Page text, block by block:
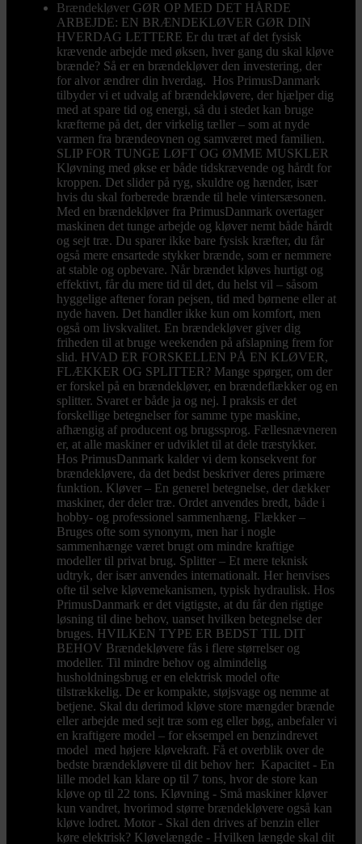
Brændekløver GØR OP MED DET HÅRDE
ARBEJDE: EN BRÆNDEKLØVER GØR DIN
HVERDAG LETTERE Er du træt af det fysisk
krævende arbejde med øksen, hver gang du skal kløve
brænde? Så er en brændekløver den investering, der
for alvor ændrer din hverdag. Hos PrimusDanmark
tilbyder vi et udvalg af brændekløvere, der hjælper dig
med at spare tid og energi, så du i stedet kan bruge
kræfterne på det, der virkelig tæller – som at nyde
varmen fra brændeovnen og samværet med familien.
SLIP FOR TUNGE LØFT OG ØMME MUSKLER
Kløvning med økse er både tidskrævende og hårdt for
kroppen. Det slider på ryg, skuldre og hænder, især
hvis du skal forberede brænde til hele vintersæsonen.
Med en brændekløver fra PrimusDanmark overtager
maskinen det tunge arbejde og kløver nemt både hårdt
og sejt træ. Du sparer ikke bare fysisk kræfter, du får
også mere ensartede stykker brænde, som er nemmere
at stable og opbevare. Når brændet kløves hurtigt og
effektivt, får du mere tid til det, du helst vil – såsom
hyggelige aftener foran pejsen, tid med børnene eller at
nyde haven. Det handler ikke kun om komfort, men
også om livskvalitet. En brændekløver giver dig
friheden til at bruge weekenden på afslapning frem for
slid. HVAD ER FORSKELLEN PÅ EN KLØVER,
FLÆKKER OG SPLITTER? Mange spørger, om der
er forskel på en brændekløver, en brændeflækker og en
splitter. Svaret er både ja og nej. I praksis er det
forskellige betegnelser for samme type maskine,
afhængig af producent og brugssprog. Fællesnævneren
er, at alle maskiner er udviklet til at dele træstykker.
Hos PrimusDanmark kalder vi dem konsekvent for
brændekløvere, da det bedst beskriver deres primære
funktion. Kløver – En generel betegnelse, der dækker
maskiner, der deler træ. Ordet anvendes bredt, både i
hobby- og professionel sammenhæng. Flækker –
Bruges ofte som synonym, men har i nogle
sammenhænge været brugt om mindre kraftige
modeller til privat brug. Splitter – Et mere teknisk
udtryk, der især anvendes internationalt. Her henvises
ofte til selve kløvemekanismen, typisk hydraulisk. Hos
PrimusDanmark er det vigtigste, at du får den rigtige
løsning til dine behov, uanset hvilken betegnelse der
bruges. HVILKEN TYPE ER BEDST TIL DIT
BEHOV Brændekløvere fås i flere størrelser og
modeller. Til mindre behov og almindelig
husholdningsbrug er en elektrisk model ofte
tilstrækkelig. De er kompakte, støjsvage og nemme at
betjene. Skal du derimod kløve store mængder brænde
eller arbejde med sejt træ som eg eller bøg, anbefaler vi
en kraftigere model – for eksempel en benzindrevet
model med højere kløvekraft. Få et overblik over de
bedste brændekløvere til dit behov her: Kapacitet - En
lille model kan klare op til 7 tons, hvor de store kan
kløve op til 22 tons. Kløvning - Små maskiner kløver
kun vandret, hvorimod større brændekløvere også kan
kløve lodret. Motor - Skal den drives af benzin eller
køre elektrisk? Kløvelængde - Hvilken længde skal dit